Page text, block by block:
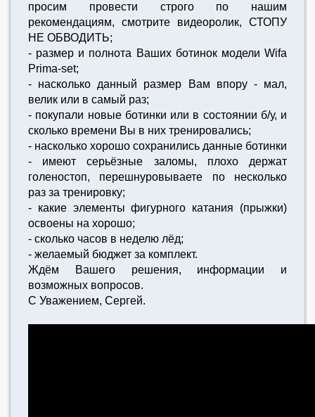
просим провести строго по нашим
рекомендациям, смотрите видеоролик, СТОПУ
НЕ ОБВОДИТЬ;
- размер и полнота Ваших ботинок модели Wifa
Prima-set;
- насколько данный размер Вам впору - мал,
велик или в самый раз;
- покупали новые ботинки или в состоянии б/у, и
сколько времени Вы в них тренировались;
- насколько хорошо сохранились данные ботинки
- имеют серьёзные заломы, плохо держат
голеностоп, перешнуровываете по несколько
раз за тренировку;
- какие элементы фигурного катания (прыжки)
освоены на хорошо;
- сколько часов в неделю лёд;
- желаемый бюджет за комплект.
Ждём Вашего решения, информации и
возможных вопросов.
С Уважением, Сергей.